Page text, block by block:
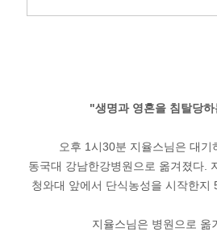
"생명과 영혼을 침탈당
오후 1시30분 지율스님은 대기
동국대 강남한강병원으로 옮겨졌다.
청와대 앞에서 단식농성을 시작한지
지율스님은 병원으로 옮